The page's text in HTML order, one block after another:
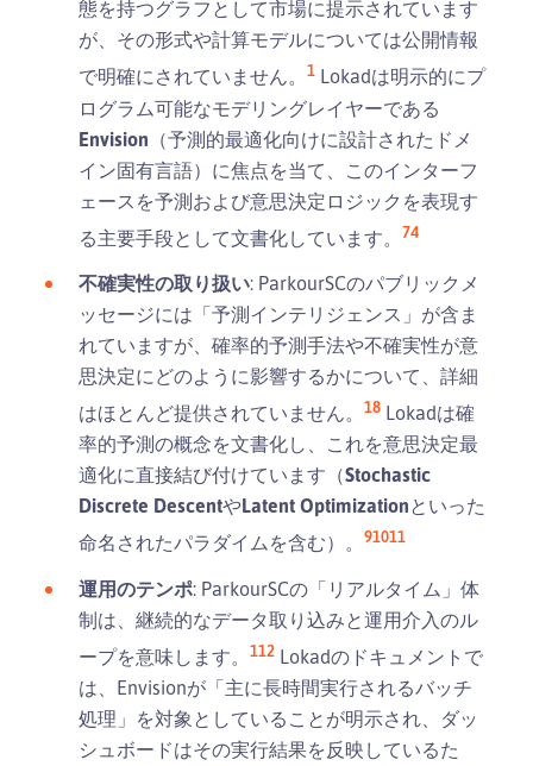
態を持つグラフとして市場に提示されています
が、その形式や計算モデルについては公開情報
で明確にされていません。 1 Lokadは明示的にプ
ログラム可能なモデリングレイヤーである
Envision （予測的最適化向けに設計されたドメ
イン固有言語）に焦点を当て、このインターフ
ェースを予測および意思決定ロジックを表現す
る主要手段として文書化しています。 74
不確実性の取り扱い: ParkourSCのパブリックメ
ッセージには「予測インテリジェンス」が含ま
れていますが、確率的予測手法や不確実性が意
思決定にどのように影響するかについて、詳細
はほとんど提供されていません。 18 Lokadは確
率的予測の概念を文書化し、これを意思決定最
適化に直接結び付けています（Stochastic
Discrete DescentやLatent Optimizationといった
命名されたパラダイムを含む）。 91011
運用のテンポ: ParkourSCの「リアルタイム」体
制は、継続的なデータ取り込みと運用介入のル
ープを意味します。 112 Lokadのドキュメントで
は、Envisionが「主に長時間実行されるバッチ
処理」を対象としていることが明示され、ダッ
シュボードはその実行結果を反映しているた